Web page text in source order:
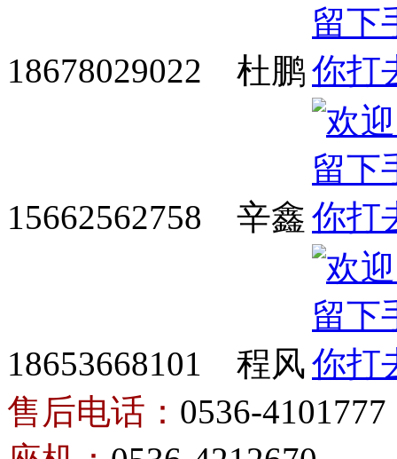
18678029022 杜鹏
15662562758 辛鑫
18653668101 程风
售后电话： 0536-4101777